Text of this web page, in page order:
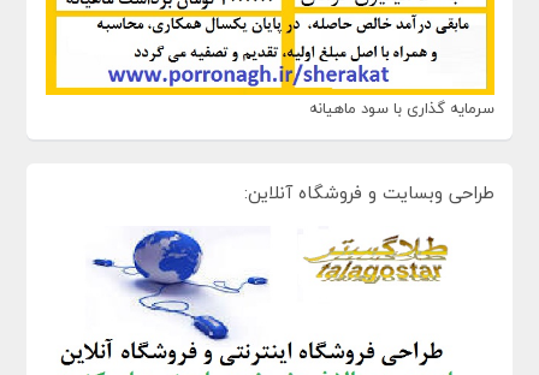
سرمایه گذاری با سود ماهیانه
طراحی وبسایت و فروشگاه آنلاین: